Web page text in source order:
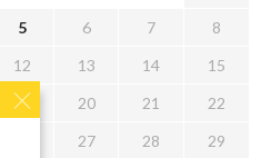
5 6 7
8
12 13 14
15
19 20 21
22
27 28 29